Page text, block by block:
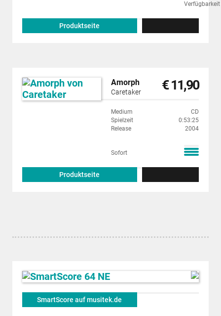
Produktseite
Amorph
Caretaker € 11,90
Medium
CD
Spielzeit
0:53:25
Release
2004
Sofort
Produktseite
SmartScore auf musitek.de